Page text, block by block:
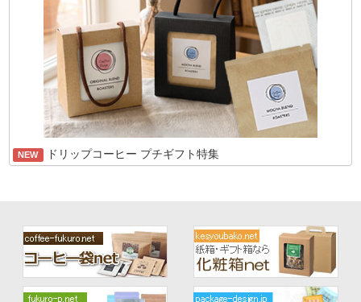
NEW ドリップコーヒー プチギフト特集